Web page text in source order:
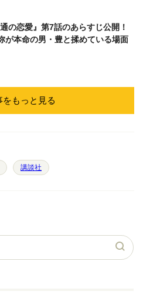
の恋愛』第7話のあらすじ公開！
が本命の男・豊と揉めている場面
をもっと見る
講談社